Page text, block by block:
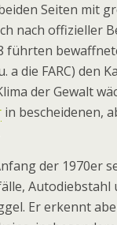
Seiten mit
nach offizieller
führten
a die FARC) den
der Gewalt
in bescheidenen,
der 1970er
Autodiebstahl
Er erkennt